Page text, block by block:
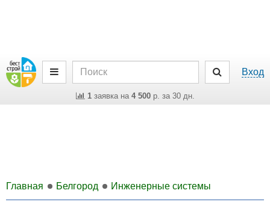
Вход
1заявка на 4 500р. за 30 дн.
Главная Белгород Инженерные системы